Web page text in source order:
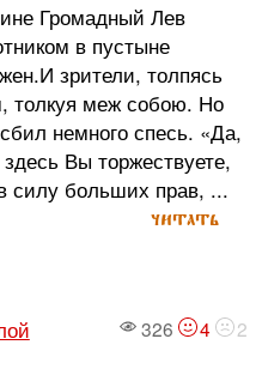
Громадный Лев
в пустыне
зрители, толпясь
толкуя меж собою. Но
немного спесь. «Да,
Вы торжествуете,
силу больших прав, ...
читать
326 4 2